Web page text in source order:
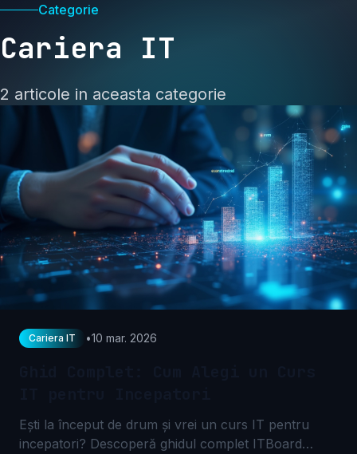
Categorie
Cariera IT
2 articole in aceasta categorie
Cariera IT •10 mar. 2026
Ești la început de drum și vrei un curs IT pentru
incepatori? Descoperă ghidul complet ITBoard